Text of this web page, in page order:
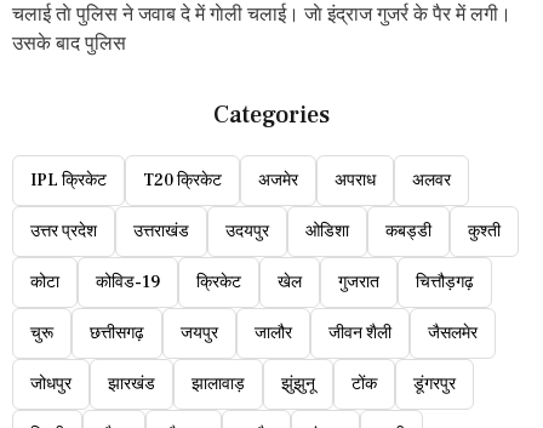
चलाई ताे पुलिस ने जवाब दे में गाेली चलाई। जाे इंद्राज गुजर्र के पैर में लगी।
उसके बाद पुलिस
Categories
IPL क्रिकेट T20 क्रिकेट अजमेर अपराध अलवर
उत्तर प्रदेश उत्तराखंड उदयपुर ओडिशा कबड्डी कुश्ती
कोटा कोविड-19 क्रिकेट खेल गुजरात चित्तौड़गढ़
चुरू छत्तीसगढ़ जयपुर जालौर जीवन शैली जैसलमेर
जोधपुर झारखंड झालावाड़ झुंझुनू टोंक डूंगरपुर